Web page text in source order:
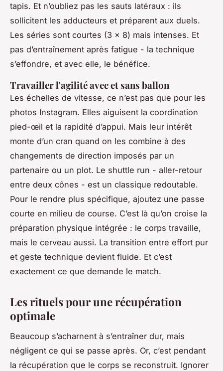
tapis. Et n’oubliez pas les sauts latéraux : ils
sollicitent les adducteurs et préparent aux duels.
Les séries sont courtes (3 x 8) mais intenses. Et
pas d’entraînement après fatigue - la technique
s’effondre, et avec elle, le bénéfice.
Travailler l'agilité avec et sans ballon
Les échelles de vitesse, ce n’est pas que pour les
photos Instagram. Elles aiguisent la coordination
pied-œil et la rapidité d’appui. Mais leur intérêt
monte d’un cran quand on les combine à des
changements de direction imposés par un
partenaire ou un plot. Le shuttle run - aller-retour
entre deux cônes - est un classique redoutable.
Pour le rendre plus spécifique, ajoutez une passe
courte en milieu de course. C’est là qu’on croise la
préparation physique intégrée : le corps travaille,
mais le cerveau aussi. La transition entre effort pur
et geste technique devient fluide. Et c’est
exactement ce que demande le match.
Les rituels pour une récupération
optimale
Beaucoup s’acharnent à s’entraîner dur, mais
négligent ce qui se passe après. Or, c’est pendant
la récupération que le corps se reconstruit. Ignorer